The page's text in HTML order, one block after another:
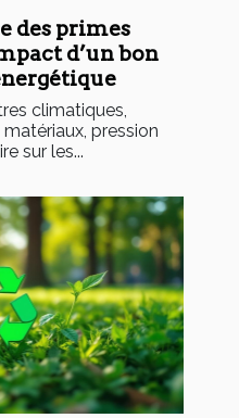
des primes
d’un bon
climatiques,
pression
sur les...